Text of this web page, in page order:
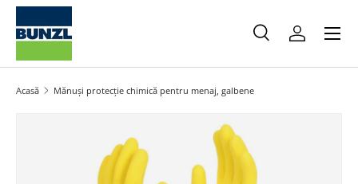
Salt la conținut
Caută
Caută
Meniu
Acasă Mănuși protecție chimică pentru menaj, galbene
Salt la informațiile produsului